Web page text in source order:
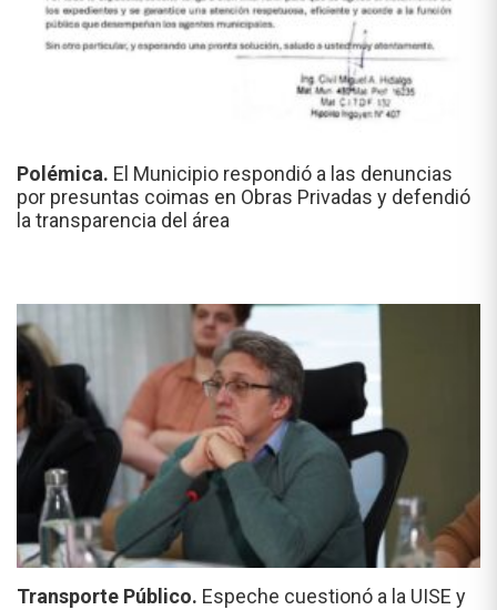
Polémica. El Municipio respondió a las denuncias
por presuntas coimas en Obras Privadas y defendió
la transparencia del área
Transporte Público. Espeche cuestionó a la UISE y